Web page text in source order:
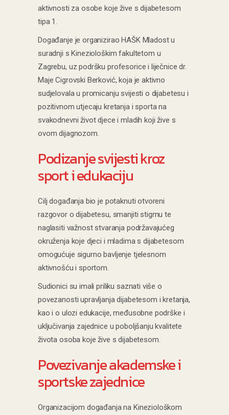
aktivnosti za osobe koje žive s dijabetesom
tipa 1.
Događanje je organizirao HAŠK Mladost u
suradnji s Kineziološkim fakultetom u
Zagrebu, uz podršku profesorice i liječnice dr.
Maje Cigrovski Berković, koja je aktivno
sudjelovala u promicanju svijesti o dijabetesu i
pozitivnom utjecaju kretanja i sporta na
svakodnevni život djece i mladih koji žive s
ovom dijagnozom.
Podizanje svijesti kroz
sport i edukaciju
Cilj događanja bio je potaknuti otvoreni
razgovor o dijabetesu, smanjiti stigmu te
naglasiti važnost stvaranja podržavajućeg
okruženja koje djeci i mladima s dijabetesom
omogućuje sigurno bavljenje tjelesnom
aktivnošću i sportom.
Sudionici su imali priliku saznati više o
povezanosti upravljanja dijabetesom i kretanja,
kao i o ulozi edukacije, međusobne podrške i
uključivanja zajednice u poboljšanju kvalitete
života osoba koje žive s dijabetesom.
Povezivanje akademske i
sportske zajednice
Organizacijom događanja na Kineziološkom